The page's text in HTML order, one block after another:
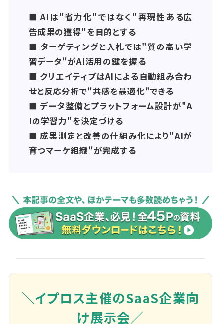
■ AIは"省力化"ではなく"再現性ある広
告成果の獲得"を目的とする
■ ターゲティングと入札では"質の高い学
習データ"がAI活用の鍵を握る
■ クリエイティブはAIによる自動組み合わ
せと反応分析で"共感を最適化"できる
■ データ整備とプラットフォーム設計が"A
Iの学習力"を決定づける
■ 成果測定と改善の仕組み化により"AIが
育つマーケ組織"が完成する
＼イプロス主催のSaaS企業向
け展示会／